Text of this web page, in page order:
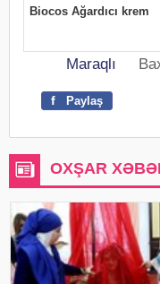
Maraqlı
f Paylaş
OXŞAR